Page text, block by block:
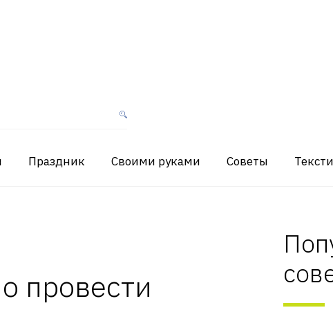
Праздник Своими руками Советы
провести